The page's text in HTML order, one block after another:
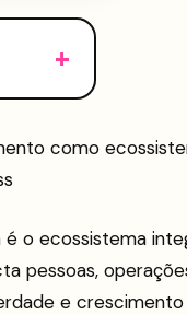
como
o ecossistema
pessoas,
e crescimento